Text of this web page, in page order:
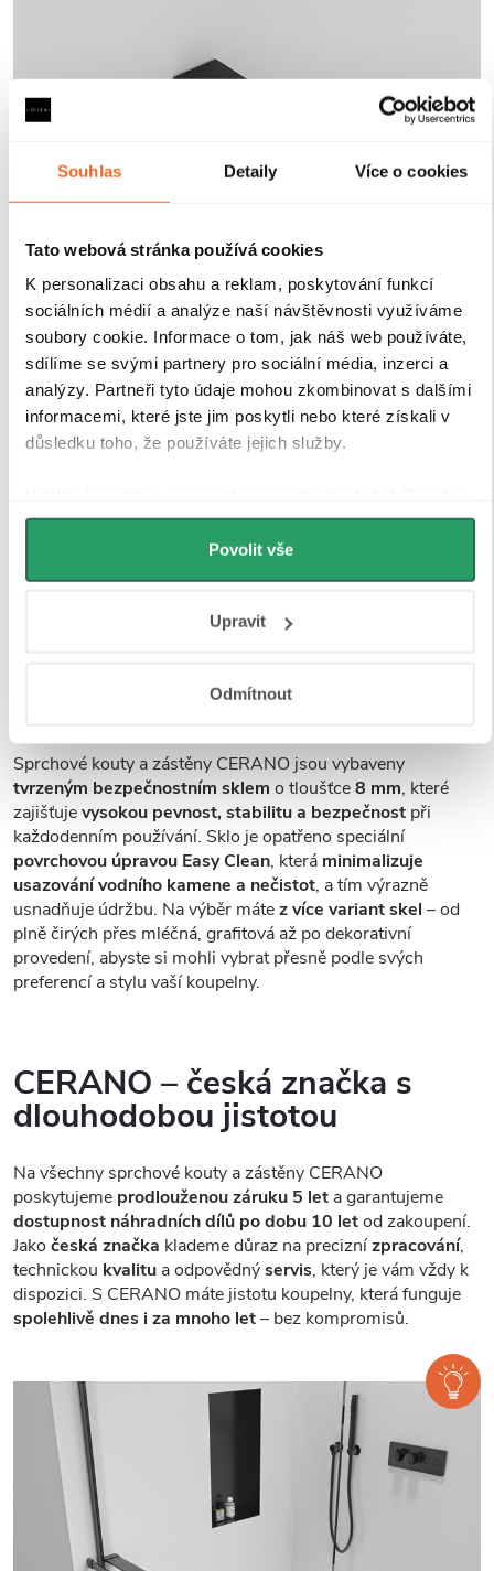
Souhlas Detaily Více o cookies
Tato webová stránka používá cookies
K personalizaci obsahu a reklam, poskytování funkcí
sociálních médií a analýze naší návštěvnosti využíváme
soubory cookie. Informace o tom, jak náš web používáte,
sdílíme se svými partnery pro sociální média, inzerci a
analýzy. Partneři tyto údaje mohou zkombinovat s dalšími
informacemi, které jste jim poskytli nebo které získali v
důsledku toho, že používáte jejich služby.
můžeme používat cookies pro analytiku a
personalizovanou reklamu. Jak Google zpracovává
osobní údaje najdete na stránkách
Povolit vše
Upravit
Odmítnout
Tvrzené bezpečností sklo
Sprchové kouty a zástěny CERANO jsou vybaveny
tvrzeným bezpečnostním sklem o tloušťce8 mm, které
zajišťujevysokou pevnost, stabilitu a bezpečnost při
každodenním používání. Sklo je opatřeno speciální
povrchovou úpravou Easy Clean, která minimalizuje
usazování vodního kamene a nečistot, a tím výrazně
usnadňuje údržbu. Na výběr mátez více variant skel – od
plně čirých přes mléčná, grafitová až po dekorativní
provedení, abyste si mohli vybrat přesně podle svých
preferencí a stylu vaší koupelny.
CERANO – česká značka s
dlouhodobou jistotou
Na všechny sprchové kouty a zástěny CERANO
poskytujeme prodlouženou záruku 5 let a garantujeme
dostupnost náhradních dílů po dobu 10 letod zakoupení.
Jako česká značka klademe důraz na preciznízpracování,
technickou kvalitu a odpovědnýservis, který je vám vždy k
dispozici. S CERANO máte jistotu koupelny, která funguje
spolehlivě dnes i za mnoho let– bez kompromisů.